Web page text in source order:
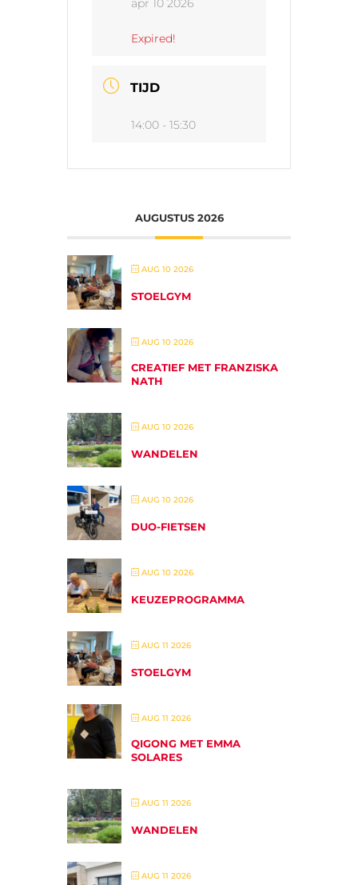
apr 10 2026
Expired!
TIJD
14:00 - 15:30
AUGUSTUS 2026
AUG 10 2026
STOELGYM
AUG 10 2026
CREATIEF MET FRANZISKA
NATH
AUG 10 2026
WANDELEN
AUG 10 2026
DUO-FIETSEN
AUG 10 2026
KEUZEPROGRAMMA
AUG 11 2026
STOELGYM
AUG 11 2026
QIGONG MET EMMA
SOLARES
AUG 11 2026
WANDELEN
AUG 11 2026